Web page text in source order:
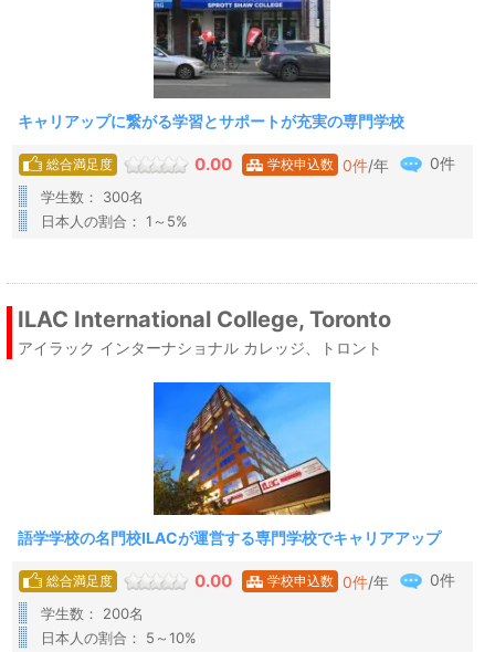
キャリアップに繋がる学習とサポートが充実の専門学校
総合満足度 0.00 学校申込数 0件/年 0件
学生数： 300名
日本人の割合： 1～5%
ILAC International College, Toronto
アイラック インターナショナル カレッジ、トロント
語学学校の名門校ILACが運営する専門学校でキャリアアップ
総合満足度 0.00 学校申込数 0件/年 0件
学生数： 200名
日本人の割合： 5～10%